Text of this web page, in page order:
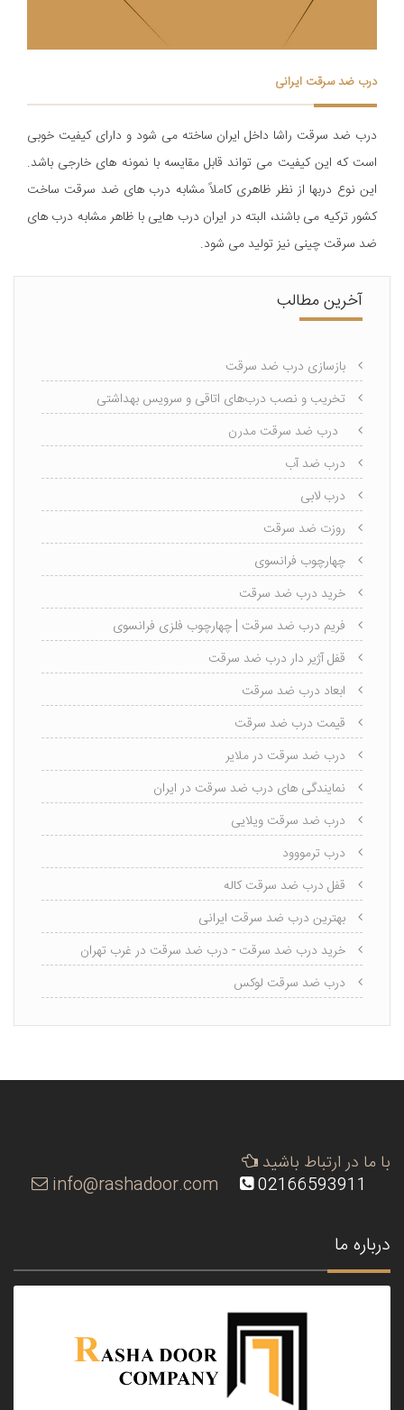
درب ضد سرقت ایرانی
درب ضد سرقت راشا داخل ایران ساخته می شود و دارای کیفیت خوبی
است که این کیفیت می تواند قابل مقایسه با نمونه های خارجی باشد.
اين نوع دربها از نظر ظاهری کاملاً مشابه درب های ضد سرقت ساخت
کشور ترکیه می باشند، البته در ایران درب هایی با ظاهر مشابه درب های
ضد سرقت چینی نیز تولید می شود.
آخرین مطالب
بازسازی درب ضد سرقت
تخریب و نصب درب‌های اتاقی و سرویس بهداشتی
درب ضد سرقت مدرن
درب ضد آب
درب لابی
روزت ضد سرقت
چهارچوب فرانسوی
خرید درب ضد سرقت
فریم درب ضد سرقت | چهارچوب فلزی فرانسوی
قفل آژیر دار درب ضد سرقت
ابعاد درب ضد سرقت
قیمت درب ضد سرقت
درب ضد سرقت در ملایر
نمایندگی های درب ضد سرقت در ایران
درب ضد سرقت ویلایی
درب ترمووود
قفل درب ضد سرقت کاله
بهترین درب ضد سرقت ایرانی
خرید درب ضد سرقت - درب ضد سرقت در غرب تهران
درب ضد سرقت لوکس
با ما در ارتباط باشید
02166593911
info@rashadoor.com
درباره ما